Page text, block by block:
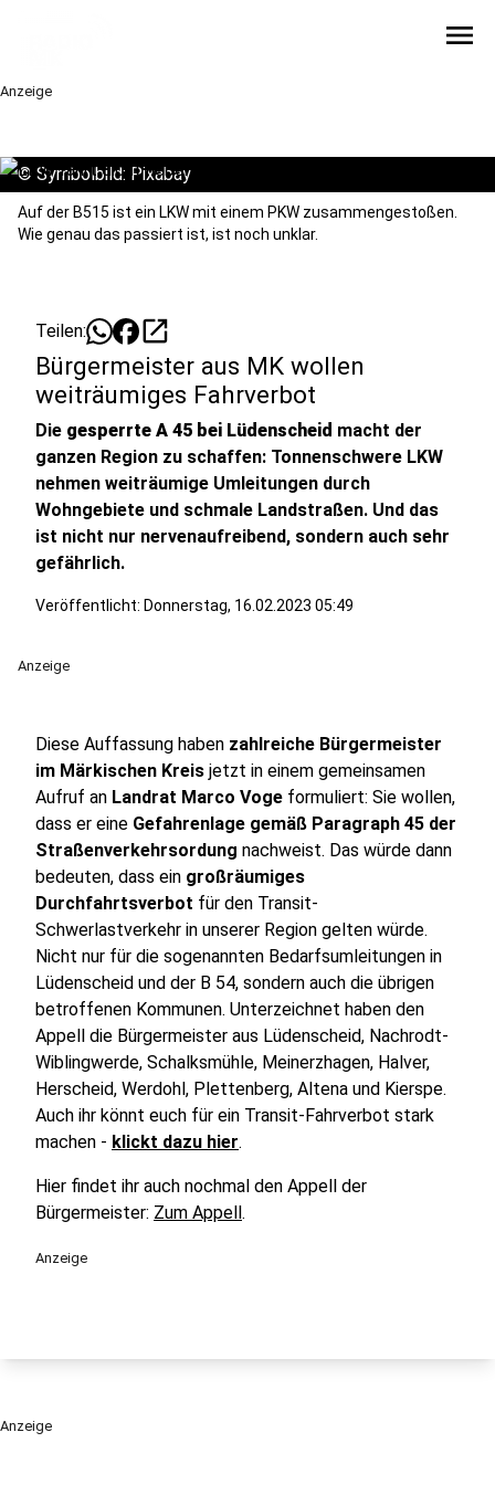
menu
Anzeige
© Symbolbild: Pixabay
Auf der B515 ist ein LKW mit einem PKW zusammengestoßen.
Wie genau das passiert ist, ist noch unklar.
Teilen: open_in_new
Bürgermeister aus MK wollen
weiträumiges Fahrverbot
Die gesperrte A 45 bei Lüdenscheid macht der
ganzen Region zu schaffen: Tonnenschwere LKW
nehmen weiträumige Umleitungen durch
Wohngebiete und schmale Landstraßen. Und das
ist nicht nur nervenaufreibend, sondern auch sehr
gefährlich.
Veröffentlicht: Donnerstag, 16.02.2023 05:49
Anzeige
Diese Auffassung haben zahlreiche Bürgermeister
im Märkischen Kreis jetzt in einem gemeinsamen
Aufruf an Landrat Marco Voge formuliert: Sie wollen,
dass er eine Gefahrenlage gemäß Paragraph 45 der
Straßenverkehrsordung nachweist. Das würde dann
bedeuten, dass ein großräumiges
Durchfahrtsverbot für den Transit-
Schwerlastverkehr in unserer Region gelten würde.
Nicht nur für die sogenannten Bedarfsumleitungen in
Lüdenscheid und der B 54, sondern auch die übrigen
betroffenen Kommunen. Unterzeichnet haben den
Appell die Bürgermeister aus Lüdenscheid, Nachrodt-
Wiblingwerde, Schalksmühle, Meinerzhagen, Halver,
Herscheid, Werdohl, Plettenberg, Altena und Kierspe.
Auch ihr könnt euch für ein Transit-Fahrverbot stark
machen - klickt dazu hier.
Hier findet ihr auch nochmal den Appell der
Bürgermeister: Zum Appell.
Anzeige
Anzeige